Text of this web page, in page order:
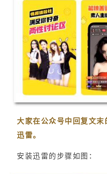
大家在公众号中回复文
迅雷。
安装迅雷的步骤如图：